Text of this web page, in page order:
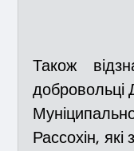
Також
Рассохін,